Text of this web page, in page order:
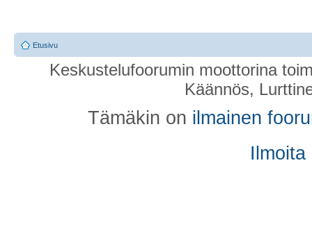
Etusivu
Keskustelufoorumin moottorina
Käännös,
Tämäkin on ilmainen